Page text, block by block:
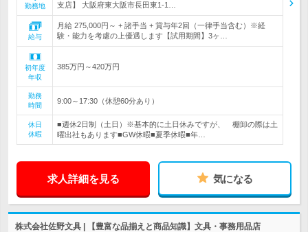
勤務地
支店】 大阪府東大阪市長田東1-1…
給与
月給 275,000円～ + 諸手当 + 賞与年2回（一律手当含む）※経
験・能力を考慮の上優遇します【試用期間】3ヶ…
初年度
年収
385万円～420万円
勤務
時間
9:00～17:30（休憩60分あり）
休日
休暇
■週休2日制（土日）※基本的に土日休みですが、 棚卸の際は土
曜出社もあります■GW休暇■夏季休暇■年…
求人詳細を見る 気になる
株式会社佐野文具 | 【豊富な品揃えと商品知識】文具・事務用品店